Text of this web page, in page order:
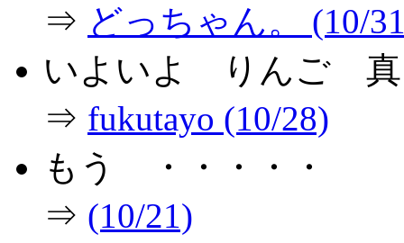
⇒ どっちゃん。 (10/
いよいよ りんご 真
⇒ fukutayo (10/28)
もう ・・・・・
⇒ (10/21)